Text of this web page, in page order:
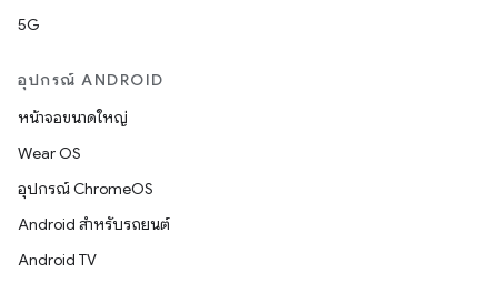
5G
อุปกรณ์ ANDROID
หน้าจอขนาดใหญ่
Wear OS
อุปกรณ์ ChromeOS
Android สำหรับรถยนต์
Android TV